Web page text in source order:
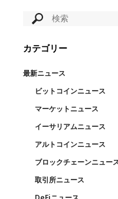
カテゴリー
最新ニュース
ビットコインニュース
マーケットニュース
イーサリアムニュース
アルトコインニュース
ブロックチェーンニュー
取引所ニュース